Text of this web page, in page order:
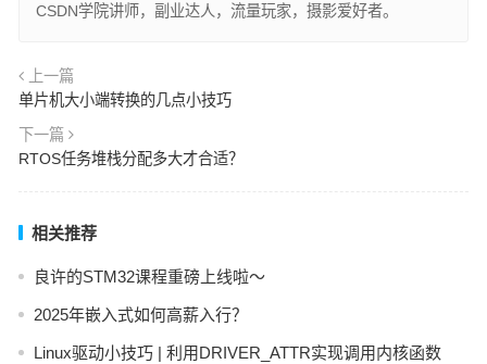
CSDN学院讲师，副业达人，流量玩家，摄影爱好者。
上一篇
单片机大小端转换的几点小技巧
下一篇
RTOS任务堆栈分配多大才合适？
相关推荐
良许的STM32课程重磅上线啦～
2025年嵌入式如何高薪入行？
Linux驱动小技巧 | 利用DRIVER_ATTR实现调用内核函数